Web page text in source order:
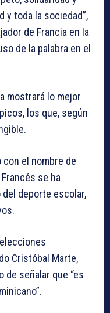
y toda la sociedad”,
de Francia en la
de la palabra en el
mostrará lo mejor
los que, según
con el nombre de
Francés se ha
deporte escolar,
Cristóbal Marte,
de señalar que “es